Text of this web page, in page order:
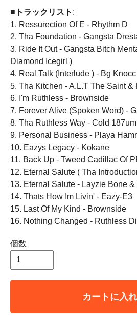
■トラックリスト :
1. Ressurection Of E - Rhythm D
2. Tha Foundation - Gangsta
3. Ride It Out - Gangsta Bitch
Diamond Icegirl )
4. Real Talk (Interlude ) - Bg
5. Tha Kitchen - A.L.T The Saint &
6. I'm Ruthless - Brownside
7. Forever Alive (Spoken Word) -
8. Tha Ruthless Way - Cold
9. Personal Business - Playa
10. Eazys Legacy - Kokane
11. Back Up - Tweed Cadillac Of
12. Eternal Salute ( Tha
13. Eternal Salute - Layzie Bone
14. Thats How Im Livin' - Eazy-E3
15. Last Of My Kind - Brownside
16. Nothing Changed - Ruthless
個数
カートに入